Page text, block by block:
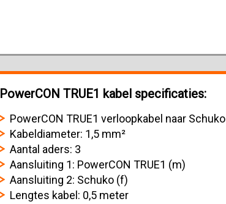
PowerCON TRUE1 kabel specificaties:
PowerCON TRUE1 verloopkabel naar Schuko
Kabeldiameter: 1,5 mm²
Aantal aders: 3
Aansluiting 1: PowerCON TRUE1 (m)
Aansluiting 2: Schuko (f)
Lengtes kabel: 0,5 meter